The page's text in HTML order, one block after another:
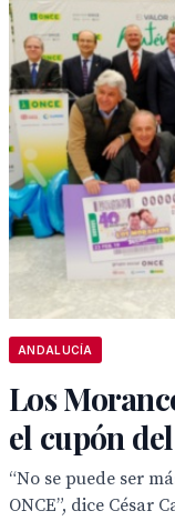
ANDALUCÍA
Los
el cupón
“No se puede ser
ONCE”, dice César